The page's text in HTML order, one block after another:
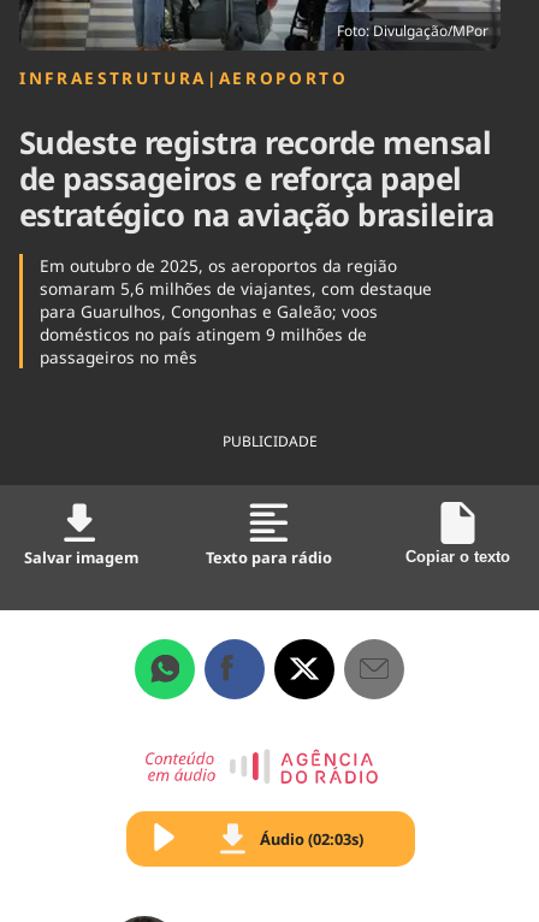
Foto: Divulgação/MPor
INFRAESTRUTURA | AEROPORTO
Sudeste registra recorde mensal
de passageiros e reforça papel
estratégico na aviação brasileira
Em outubro de 2025, os aeroportos da região
somaram 5,6 milhões de viajantes, com destaque
para Guarulhos, Congonhas e Galeão; voos
domésticos no país atingem 9 milhões de
passageiros no mês
PUBLICIDADE
Salvar imagem Texto para rádio Copiar o texto
Áudio (02:03s)